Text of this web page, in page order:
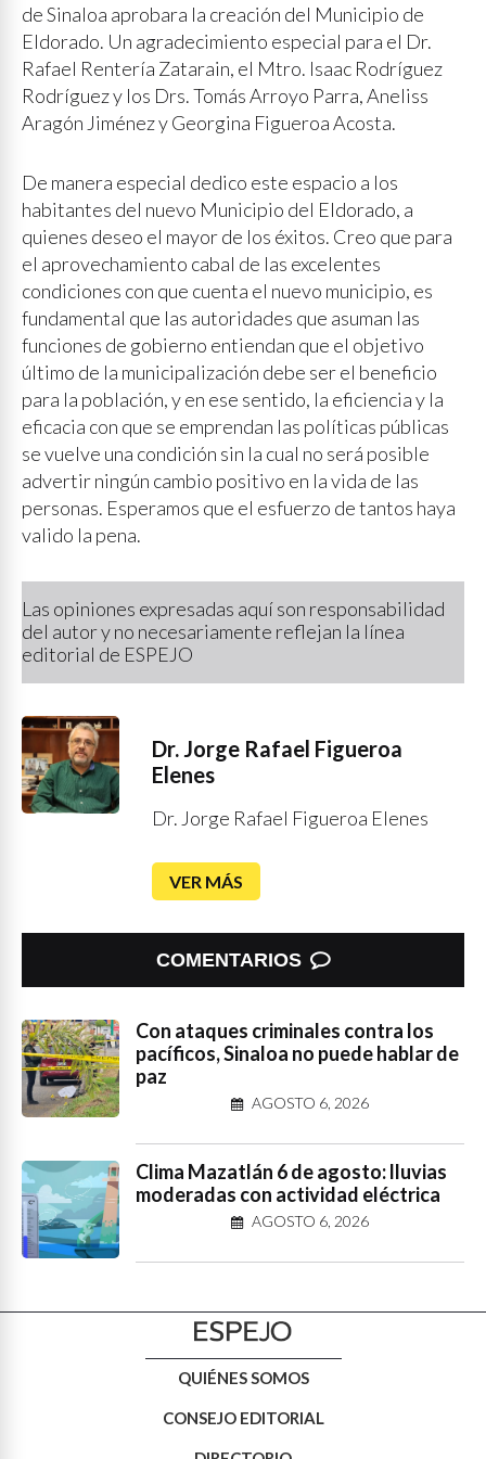
de Sinaloa aprobara la creación del Municipio de
Eldorado. Un agradecimiento especial para el Dr.
Rafael Rentería Zatarain, el Mtro. Isaac Rodríguez
Rodríguez y los Drs. Tomás Arroyo Parra, Aneliss
Aragón Jiménez y Georgina Figueroa Acosta.
De manera especial dedico este espacio a los
habitantes del nuevo Municipio del Eldorado, a
quienes deseo el mayor de los éxitos. Creo que para
el aprovechamiento cabal de las excelentes
condiciones con que cuenta el nuevo municipio, es
fundamental que las autoridades que asuman las
funciones de gobierno entiendan que el objetivo
último de la municipalización debe ser el beneficio
para la población, y en ese sentido, la eficiencia y la
eficacia con que se emprendan las políticas públicas
se vuelve una condición sin la cual no será posible
advertir ningún cambio positivo en la vida de las
personas. Esperamos que el esfuerzo de tantos haya
valido la pena.
Las opiniones expresadas aquí son responsabilidad
del autor y no necesariamente reflejan la línea
editorial de ESPEJO
Dr. Jorge Rafael Figueroa
Elenes
Dr. Jorge Rafael Figueroa Elenes
VER MÁS
COMENTARIOS
Con ataques criminales contra los
pacíficos, Sinaloa no puede hablar de
paz
AGOSTO 6, 2026
Clima Mazatlán 6 de agosto: lluvias
moderadas con actividad eléctrica
AGOSTO 6, 2026
QUIÉNES SOMOS
CONSEJO EDITORIAL